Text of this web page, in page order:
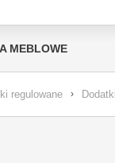
MEBLOWE
regulowane ›